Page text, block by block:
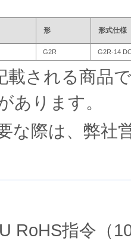
形 形式仕様
G2R G2R-14
載される商品
あります。
な際は、弊社
RoHS指令（